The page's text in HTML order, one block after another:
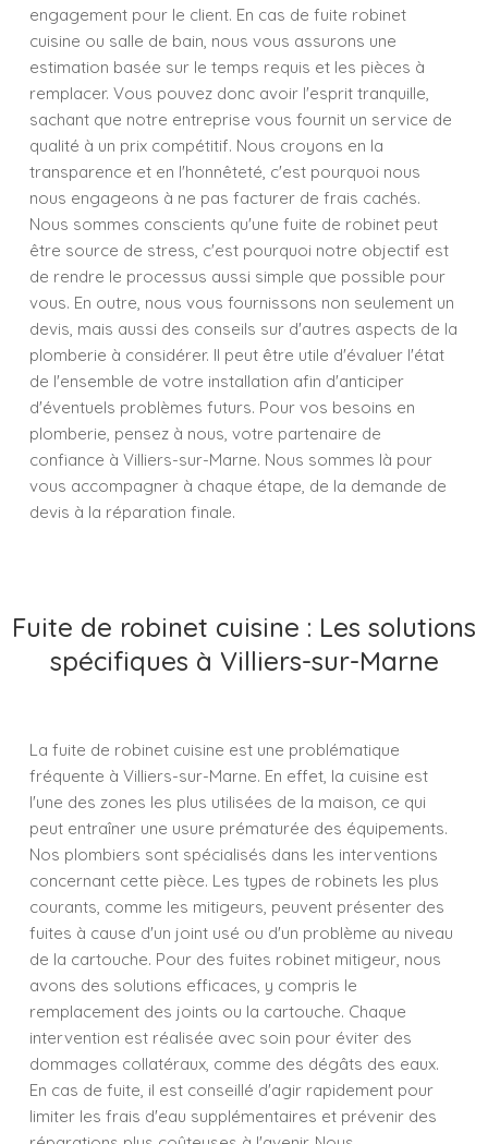
engagement pour le client. En cas de fuite robinet
cuisine ou salle de bain, nous vous assurons une
estimation basée sur le temps requis et les pièces à
remplacer. Vous pouvez donc avoir l'esprit tranquille,
sachant que notre entreprise vous fournit un service de
qualité à un prix compétitif. Nous croyons en la
transparence et en l'honnêteté, c'est pourquoi nous
nous engageons à ne pas facturer de frais cachés.
Nous sommes conscients qu'une fuite de robinet peut
être source de stress, c'est pourquoi notre objectif est
de rendre le processus aussi simple que possible pour
vous. En outre, nous vous fournissons non seulement un
devis, mais aussi des conseils sur d'autres aspects de la
plomberie à considérer. Il peut être utile d'évaluer l'état
de l'ensemble de votre installation afin d'anticiper
d'éventuels problèmes futurs. Pour vos besoins en
plomberie, pensez à nous, votre partenaire de
confiance à Villiers-sur-Marne. Nous sommes là pour
vous accompagner à chaque étape, de la demande de
devis à la réparation finale.
Fuite de robinet cuisine : Les solutions
spécifiques à Villiers-sur-Marne
La fuite de robinet cuisine est une problématique
fréquente à Villiers-sur-Marne. En effet, la cuisine est
l'une des zones les plus utilisées de la maison, ce qui
peut entraîner une usure prématurée des équipements.
Nos plombiers sont spécialisés dans les interventions
concernant cette pièce. Les types de robinets les plus
courants, comme les mitigeurs, peuvent présenter des
fuites à cause d'un joint usé ou d'un problème au niveau
de la cartouche. Pour des fuites robinet mitigeur, nous
avons des solutions efficaces, y compris le
remplacement des joints ou la cartouche. Chaque
intervention est réalisée avec soin pour éviter des
dommages collatéraux, comme des dégâts des eaux.
En cas de fuite, il est conseillé d'agir rapidement pour
limiter les frais d'eau supplémentaires et prévenir des